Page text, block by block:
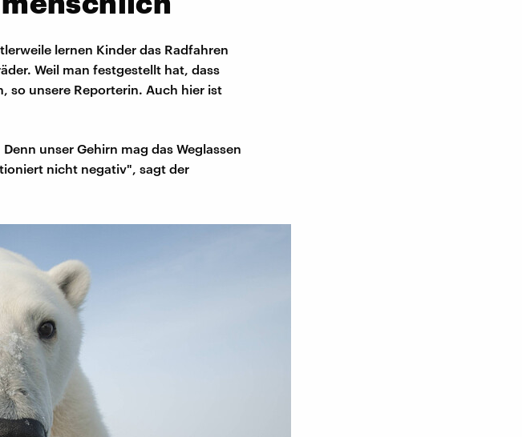
lernen Kinder das Radfahren
Weil man festgestellt hat, dass
so unsere Reporterin. Auch hier ist
unser Gehirn mag das Weglassen
nicht negativ", sagt der